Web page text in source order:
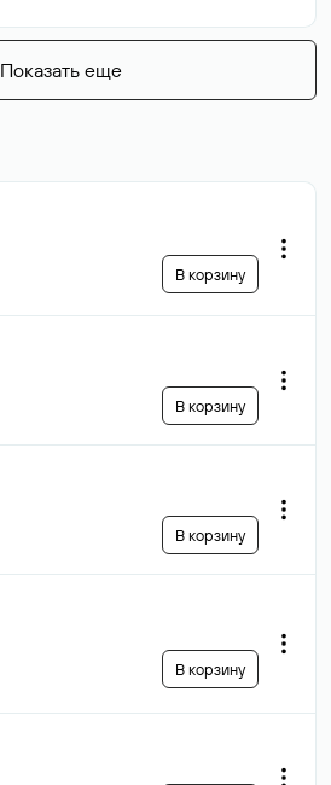
Показать еще
В корзину
В корзину
В корзину
В корзину